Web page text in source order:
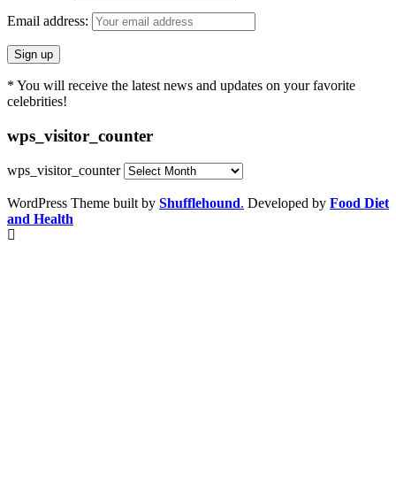
Email address:
* You will receive the latest news and updates on your favorite
celebrities!
wps_visitor_counter
wps_visitor_counter
WordPress Theme built by Shufflehound. Developed by Food Diet
and Health